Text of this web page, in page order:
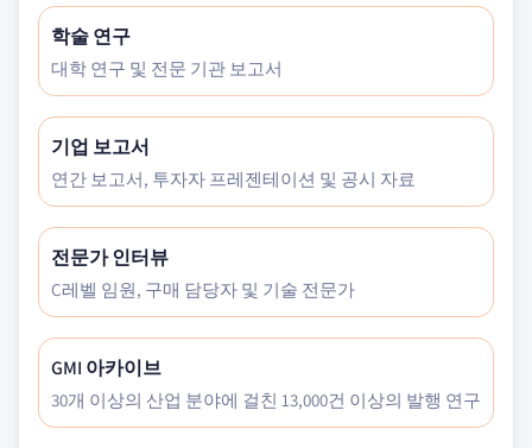
학술 연구
대학 연구 및 전문 기관 보고서
기업 보고서
연간 보고서, 투자자 프레젠테이션 및 공시 자료
전문가 인터뷰
C레벨 임원, 구매 담당자 및 기술 전문가
GMI 아카이브
30개 이상의 산업 분야에 걸친 13,000건 이상의 발행 연구